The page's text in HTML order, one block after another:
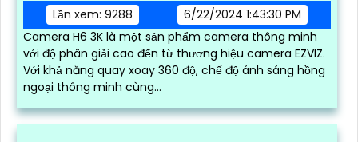
Lần xem: 9288
6/22/2024 1:43:30 PM
Camera H6 3K là một sản phẩm camera thông minh
với độ phân giải cao đến từ thương hiệu camera EZVIZ.
Với khả năng quay xoay 360 độ, chế độ ánh sáng hồng
ngoại thông minh cùng...